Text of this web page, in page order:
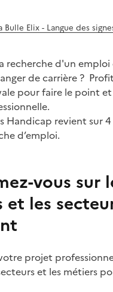
Bulle Elix - Langue des
recherche d'un emploi
de carrière ?
pour faire le point
Handicap revient sur
d’emploi.
vous sur
et les
projet
et les métiers